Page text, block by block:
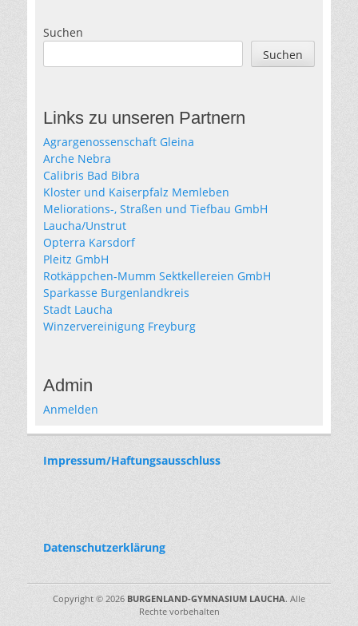
Suchen
Suchen
Links zu unseren Partnern
Agrargenossenschaft Gleina
Arche Nebra
Calibris Bad Bibra
Kloster und Kaiserpfalz Memleben
Meliorations-, Straßen und Tiefbau GmbH
Laucha/Unstrut
Opterra Karsdorf
Pleitz GmbH
Rotkäppchen-Mumm Sektkellereien GmbH
Sparkasse Burgenlandkreis
Stadt Laucha
Winzervereinigung Freyburg
Admin
Anmelden
Impressum/Haftungsausschluss
Datenschutzerklärung
Copyright © 2026 BURGENLAND-GYMNASIUM LAUCHA. Alle
Rechte vorbehalten